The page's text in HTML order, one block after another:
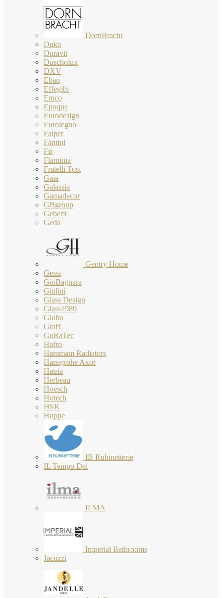
DornBracht
Duka
Duravit
Duscholux
DXV
Eban
Effegibi
Emco
Epoque
Eurodesign
Eurolegno
Falper
Fantini
Fir
Flaminia
Fratelli Tosi
Gaia
Galassia
Gamadecor
GBgroup
Geberit
Geda
Gentry Home
Gessi
GioBagnara
Giulini
Glass Design
Glass1989
Globo
Graff
GuRaTec
Hafro
Hammam Radiators
Hansgrohe Axor
Hatria
Herbeau
Hoesch
Hotech
HSK
Huppe
IB Rubinetterie
IL Tempo Del
ILMA
Imperial Bathrooms
Jacuzzi